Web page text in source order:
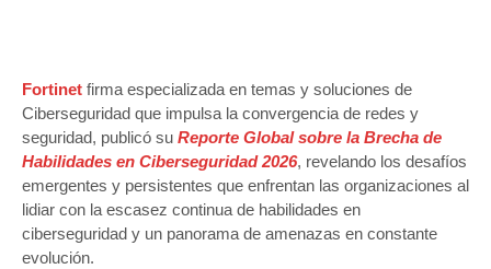
Fortinet firma especializada en temas y soluciones de
Ciberseguridad que impulsa la convergencia de redes y
seguridad, publicó su Reporte Global sobre la Brecha de
Habilidades en Ciberseguridad 2026, revelando los desafíos
emergentes y persistentes que enfrentan las organizaciones al
lidiar con la escasez continua de habilidades en
ciberseguridad y un panorama de amenazas en constante
evolución.